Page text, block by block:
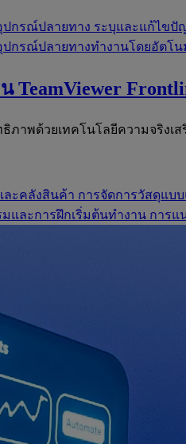
ปกรณ์ปลายทาง ระบุและแก้ไขปั
ปกรณ์ปลายทางทำงานโดยอัตโ
TeamViewer
ภาพด้วยเทคโนโลยีความจริงเ
ละคลังสินค้า การจัดการวัสดุแบ
และการฝึกเริ่มต้นทำงาน การแ